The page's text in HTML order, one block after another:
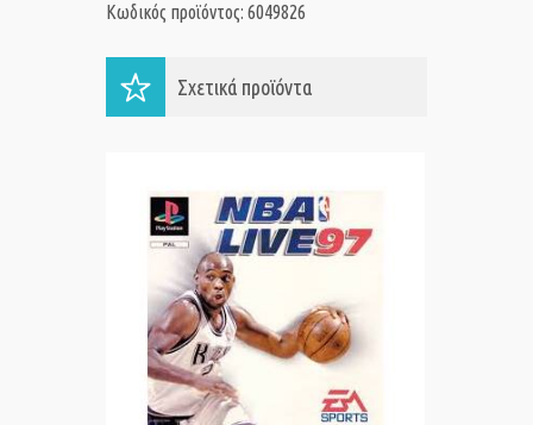
Κωδικός προϊόντος: 6049826
Σχετικά προϊόντα